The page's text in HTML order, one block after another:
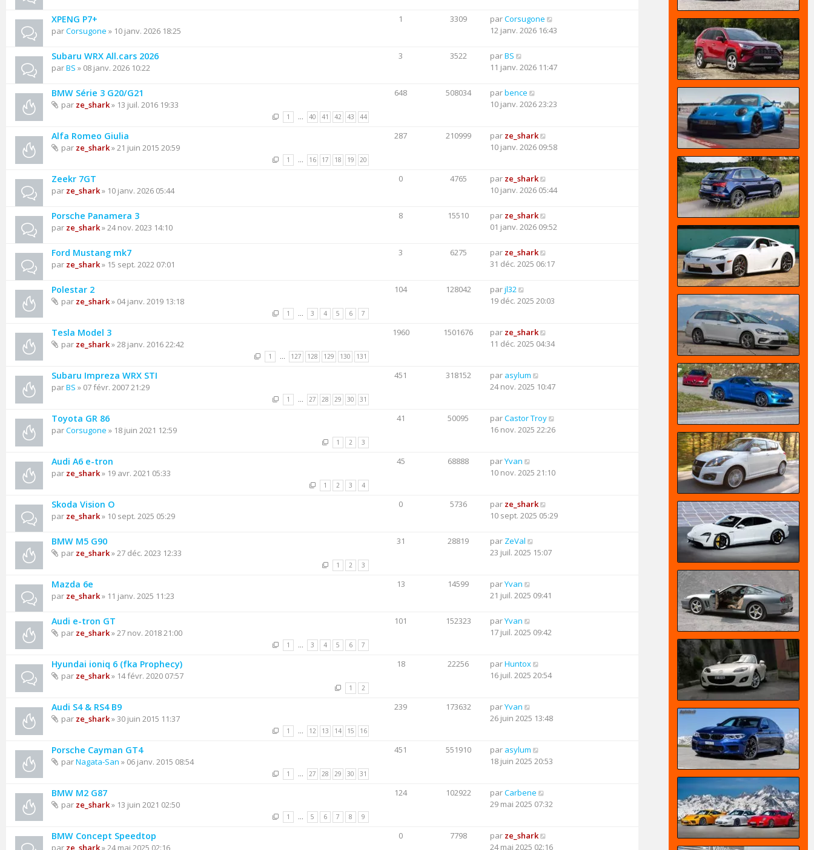
XPENG P7+
parCorsugone » 10 janv. 2026 18:25
1 3309 parCorsugone
12 janv. 2026 16:43
Subaru WRX All.cars 2026
parBS » 08 janv. 2026 10:22
3 3522 parBS
11 janv. 2026 11:47
BMW Série 3 G20/G21
par ze_shark» 13 juil. 2016 19:33
1 … 40 41 42 43 44
648 508034 parbence
10 janv. 2026 23:23
Alfa Romeo Giulia
par ze_shark» 21 juin 2015 20:59
1 … 16 17 18 19 20
287 210999 par ze_shark
10 janv. 2026 09:58
Zeekr 7GT
par ze_shark» 10 janv. 2026 05:44
0 4765 par ze_shark
10 janv. 2026 05:44
Porsche Panamera 3
par ze_shark» 24 nov. 2023 14:10
8 15510 par ze_shark
01 janv. 2026 09:52
Ford Mustang mk7
par ze_shark» 15 sept. 2022 07:01
3 6275 par ze_shark
31 déc. 2025 06:17
Polestar 2
par ze_shark» 04 janv. 2019 13:18
1 … 3 4 5 6 7
104 128042 parjl32
19 déc. 2025 20:03
Tesla Model 3
par ze_shark» 28 janv. 2016 22:42
1 … 127 128 129 130 131
1960 1501676 par ze_shark
11 déc. 2025 04:34
Subaru Impreza WRX STI
parBS » 07 févr. 2007 21:29
1 … 27 28 29 30 31
451 318152 par asylum
24 nov. 2025 10:47
Toyota GR 86
parCorsugone » 18 juin 2021 12:59
1 2 3
41 50095 parCastor Troy
16 nov. 2025 22:26
Audi A6 e-tron
par ze_shark» 19 avr. 2021 05:33
1 2 3 4
45 68888 parYvan
10 nov. 2025 21:10
Skoda Vision O
par ze_shark» 10 sept. 2025 05:29
0 5736 par ze_shark
10 sept. 2025 05:29
BMW M5 G90
par ze_shark» 27 déc. 2023 12:33
1 2 3
31 28819 par ZeVal
23 juil. 2025 15:07
Mazda 6e
par ze_shark» 11 janv. 2025 11:23
13 14599 parYvan
21 juil. 2025 09:41
Audi e-tron GT
par ze_shark» 27 nov. 2018 21:00
1 … 3 4 5 6 7
101 152323 parYvan
17 juil. 2025 09:42
Hyundai ioniq 6 (fka Prophecy)
par ze_shark» 14 févr. 2020 07:57
1 2
18 22256 parHuntox
16 juil. 2025 20:54
Audi S4 & RS4 B9
par ze_shark» 30 juin 2015 11:37
1 … 12 13 14 15 16
239 173632 parYvan
26 juin 2025 13:48
Porsche Cayman GT4
parNagata-San » 06 janv. 2015 08:54
1 … 27 28 29 30 31
451 551910 par asylum
18 juin 2025 20:53
BMW M2 G87
par ze_shark» 13 juin 2021 02:50
1 … 5 6 7 8 9
124 102922 parCarbene
29 mai 2025 07:32
BMW Concept Speedtop
par ze_shark» 24 mai 2025 02:16
0 7798 par ze_shark
24 mai 2025 02:16